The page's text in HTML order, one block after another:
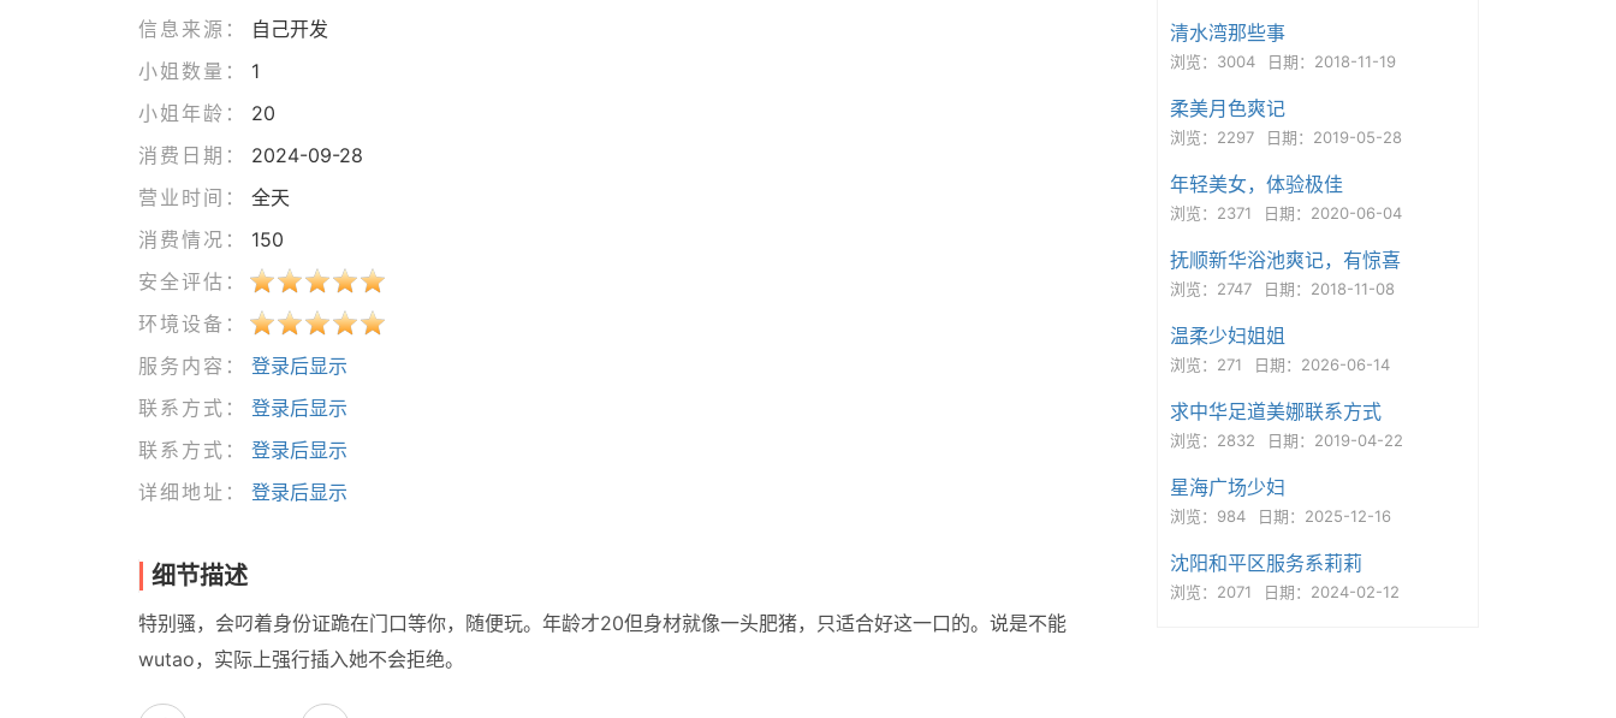
信息来源：
自己开发
小姐数量：
1
小姐年龄：
20
消费日期：
2024-09-28
营业时间：
全天
消费情况：
150
安全评估：
环境设备：
服务内容：
登录后显示
联系方式：
登录后显示
联系方式：
登录后显示
详细地址：
登录后显示
细节描述
特别骚，会叼着身份证跪在门口等你，随便玩。年龄才20但身材就像一头肥猪，只适合好这一口的。说是不能
wutao，实际上强行插入她不会拒绝。
清水湾那些事
浏览：3004 日期：2018-11-19
柔美月色爽记
浏览：2297 日期：2019-05-28
年轻美女，体验极佳
浏览：2371 日期：2020-06-04
抚顺新华浴池爽记，有惊喜
浏览：2747 日期：2018-11-08
温柔少妇姐姐
浏览：271 日期：2026-06-14
求中华足道美娜联系方式
浏览：2832 日期：2019-04-22
星海广场少妇
浏览：984 日期：2025-12-16
沈阳和平区服务系莉莉
浏览：2071 日期：2024-02-12